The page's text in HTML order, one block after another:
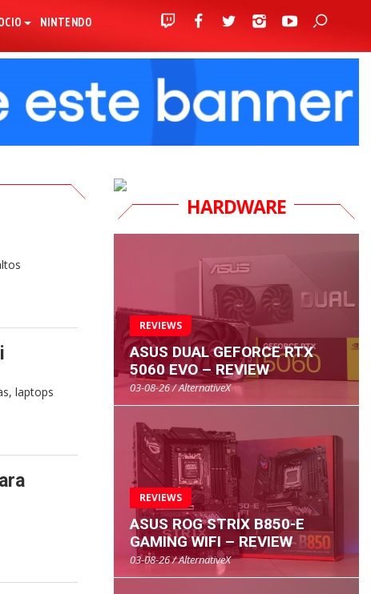
NINTENDO
laptops
HARDWARE
REVIEWS
ASUS DUAL GEFORCE RTX
5060 EVO – REVIEW
03-08-26 / AlternativeX
REVIEWS
ASUS ROG STRIX B850-E
GAMING WIFI – REVIEW
03-08-26 / AlternativeX